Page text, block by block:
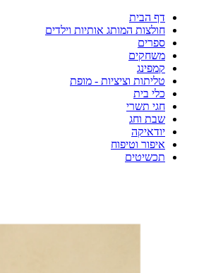
דף הבית
חולצות המותג אותיות וילדים
ספרים
משחקים
קמפינג
טליתות וציציות - מופת
כלי בית
חגי תשרי
שבת וחג
יודאיקה
איפור וטיפוח
תכשיטים